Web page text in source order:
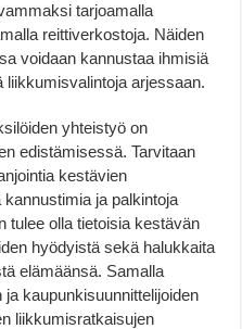
tarjoamalla
reittiverkostoja. Näiden
voidaan kannustaa ihmisiä
arjessaan.
yhteistyö on
edistämisessä. Tarvitaan
kestävien
ja palkintoja
tulee olla tietoisia kestävän
hyödyistä sekä halukkaita
elämäänsä. Samalla
kaupunkisuunnittelijoiden
liikkumisratkaisujen